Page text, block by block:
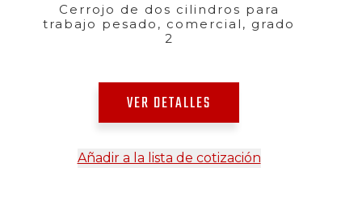
Cerrojo de dos cilindros para
trabajo pesado, comercial, grado
2
VER DETALLES
Añadir a la lista de cotización